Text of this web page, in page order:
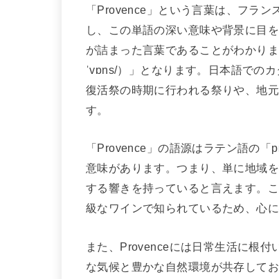
「Provence」という言葉は、フラ
し、この単語の深い意味や背景に目
が詰まった言葉であることがわかり
ˈvɒns/）」となります。日本語での
復活祭の時期に行われる祭りや、地
す。
「Provence」の語源はラテン語の
意味があります。つまり、単に地域
する響きを持っていると言えます。
級なワインで知られているため、心
また、Provenceには日常生活に根付
な気候と豊かな自然環境が共存して